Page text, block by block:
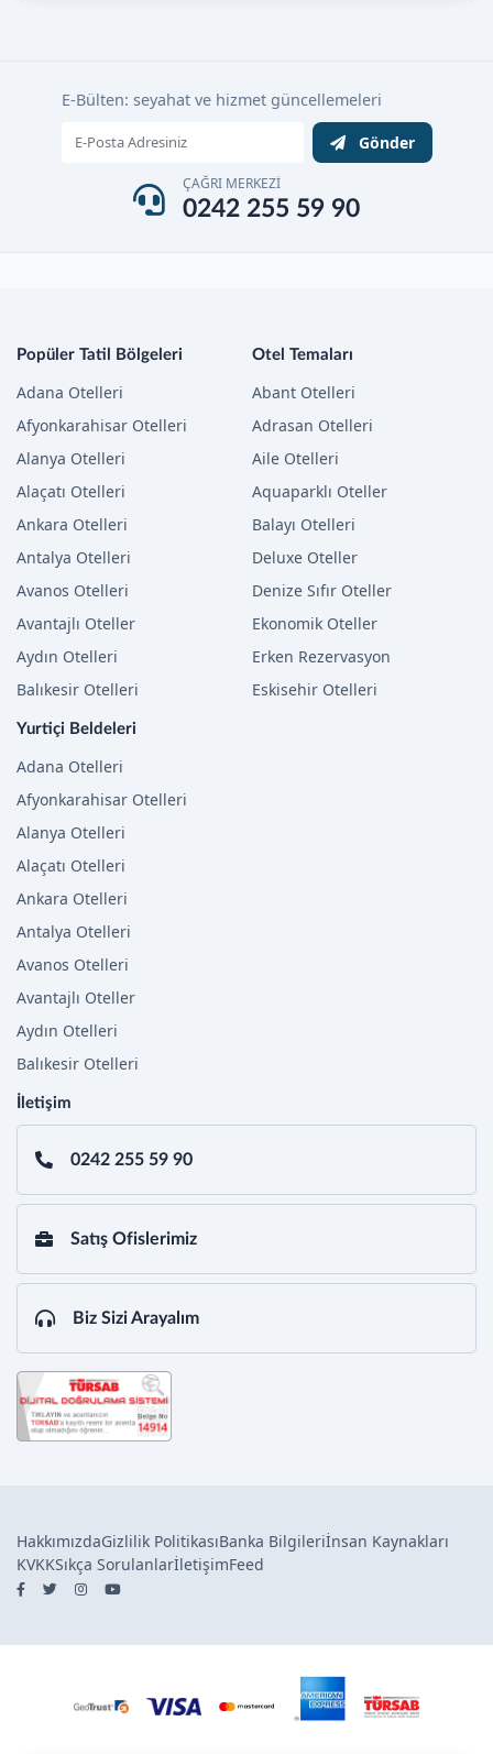
E-Bülten: seyahat ve hizmet güncellemeleri
Gönder
ÇAĞRI MERKEZİ
0242 255 59 90
Popüler Tatil Bölgeleri
Adana Otelleri
Afyonkarahisar Otelleri
Alanya Otelleri
Alaçatı Otelleri
Ankara Otelleri
Antalya Otelleri
Avanos Otelleri
Avantajlı Oteller
Aydın Otelleri
Balıkesir Otelleri
Otel Temaları
Abant Otelleri
Adrasan Otelleri
Aile Otelleri
Aquaparklı Oteller
Balayı Otelleri
Deluxe Oteller
Denize Sıfır Oteller
Ekonomik Oteller
Erken Rezervasyon
Eskisehir Otelleri
Yurtiçi Beldeleri
Adana Otelleri
Afyonkarahisar Otelleri
Alanya Otelleri
Alaçatı Otelleri
Ankara Otelleri
Antalya Otelleri
Avanos Otelleri
Avantajlı Oteller
Aydın Otelleri
Balıkesir Otelleri
İletişim
0242 255 59 90
Satış Ofislerimiz
Biz Sizi Arayalım
HakkımızdaGizlilik PolitikasıBanka Bilgileriİnsan Kaynakları
KVKKSıkça SorulanlarİletişimFeed